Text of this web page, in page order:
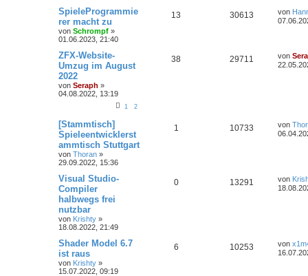
SpieleProgrammie
rer macht zu
von Schrompf »
01.06.2023, 21:40
13 30613 von
ZFX-Website-
Umzug im August
2022
von Seraph »
04.08.2022, 13:19
1 2
38 29711 von
[Stammtisch]
Spieleentwicklerst
ammtisch Stuttgart
von Thoran »
29.09.2022, 15:36
1 10733 von
Visual Studio-
Compiler
halbwegs frei
nutzbar
von Krishty »
18.08.2022, 21:49
0 13291 von
Shader Model 6.7
ist raus
von Krishty »
15.07.2022, 09:19
6 10253 von